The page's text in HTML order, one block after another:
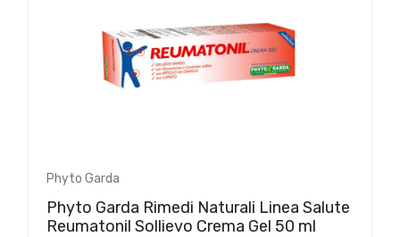
Phyto Garda
Phyto Garda Rimedi Naturali Linea Salute
Reumatonil Sollievo Crema Gel 50 ml